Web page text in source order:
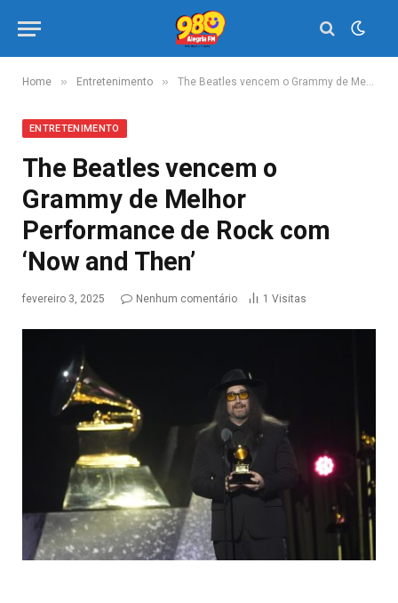
Home » Entretenimento » The Beatles vencem o Grammy de Melhor Performance de Rock com ‘Now and Then’
ENTRETENIMENTO
The Beatles vencem o
Grammy de Melhor
Performance de Rock com
‘Now and Then’
fevereiro 3, 2025 Nenhum comentário 1 Visitas